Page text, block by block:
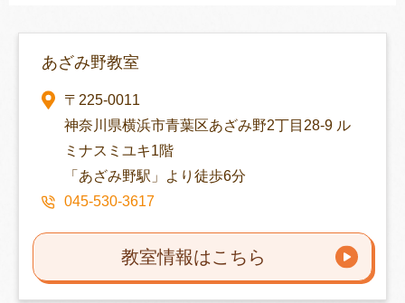
あざみ野教室
〒225-0011
神奈川県横浜市青葉区あざみ野2丁目28-9 ル
ミナスミユキ1階
「あざみ野駅」より徒歩6分
045-530-3617
教室情報はこちら